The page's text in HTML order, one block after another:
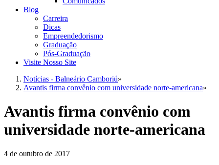
Blog
Carreira
Dicas
Empreendedorismo
Graduação
Pós-Graduação
Visite Nosso Site
Notícias - Balneário Camboriú»
Avantis firma convênio com universidade norte-americana»
Avantis firma convênio com
universidade norte-americana
4 de outubro de 2017